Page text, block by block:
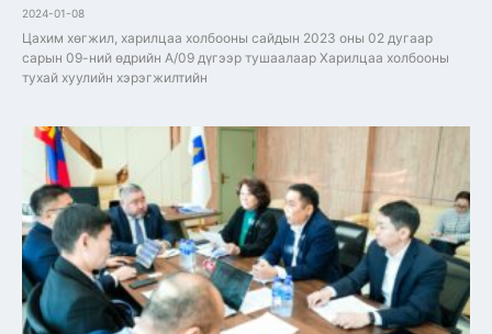
2024-01-08
Цахим хөгжил, харилцаа холбооны сайдын 2023 оны 02 дугаар
сарын 09-ний өдрийн А/09 дүгээр тушаалаар Харилцаа холбооны
тухай хуулийн хэрэгжилтийн